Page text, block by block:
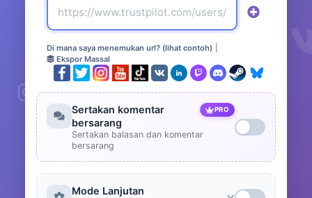
Di mana saya menemukan url? (lihat contoh)
Ekspor Massal
Sertakan komentar
bersarang
PRO
Sertakan balasan dan komentar
bersarang
Mode Lanjutan